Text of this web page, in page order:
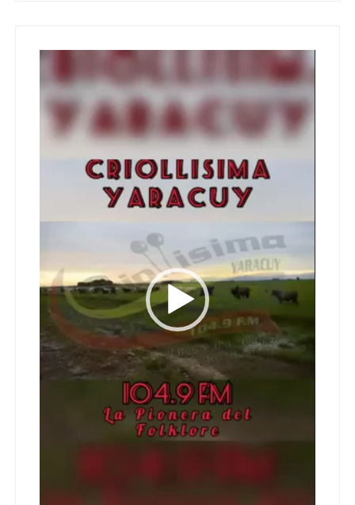
Reproductor
de
vídeo